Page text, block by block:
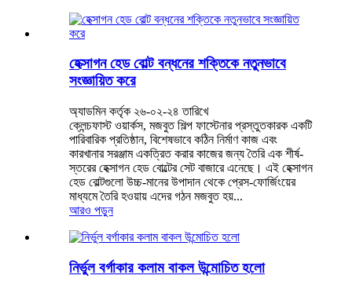
হেক্সাগন হেড বোল্ট বন্ধনের শক্তিকে নতুনভাবে
সংজ্ঞায়িত করে
অ্যাডমিন কর্তৃক ২৬-০২-২৪ তারিখে
ক্লেন্চফাস্ট ওয়ার্কস, মজবুত শিল্প ফাস্টেনার প্রস্তুতকারক একটি
পারিবারিক প্রতিষ্ঠান, বিশেষভাবে কঠিন নির্মাণ কাজ এবং
কারখানার সরঞ্জাম একত্রিত করার কাজের জন্য তৈরি এক শীর্ষ-
স্তরের হেক্সাগন হেড বোল্টের সেট বাজারে এনেছে। এই হেক্সাগন
হেড বোল্টগুলো উচ্চ-মানের উপাদান থেকে প্রেস-ফোর্জিংয়ের
মাধ্যমে তৈরি হওয়ায় এদের গঠন মজবুত হয়...
আরও পড়ুন
নির্ভুল বর্গাকার কলাম বাকল উন্মোচিত হলো